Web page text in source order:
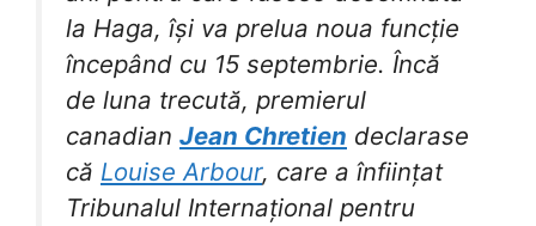
la Haga, își va prelua noua funcție
începând cu 15 septembrie. Încă
de luna trecută, premierul
canadian Jean Chretien declarase
că Louise Arbour, care a înființat
Tribunalul Internațional pentru